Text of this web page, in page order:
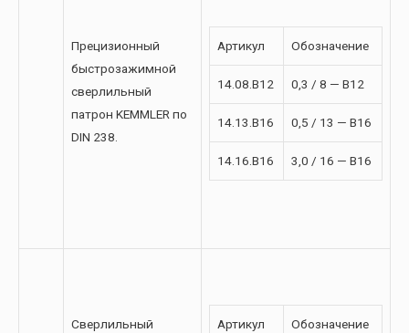
Прецизионный
быстрозажимной
сверлильный
патрон KEMMLER по
DIN 238.
Артикул Обозначение
14.08.B12 0,3 / 8 — В12
14.13.B16 0,5 / 13 — В16
14.16.B16 3,0 / 16 — В16
Сверлильный
Артикул Обозначение